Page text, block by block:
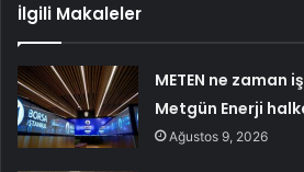
İlgili Makaleler
METEN ne zaman
Metgün Enerji
Ağustos 9, 2026